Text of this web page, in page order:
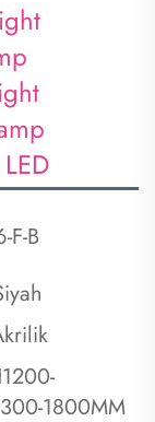
F-B
1800MM